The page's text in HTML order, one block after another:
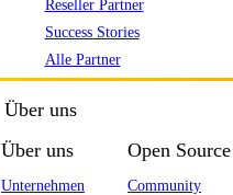
Reseller Partner
Success Stories
Alle Partner
Über uns
Über uns
Unternehmen
Open Source
Community